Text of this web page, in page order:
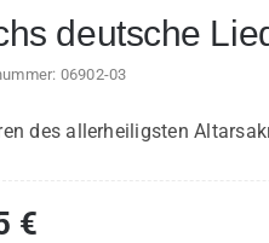
deutsche
06902-03
des allerheiligsten
€